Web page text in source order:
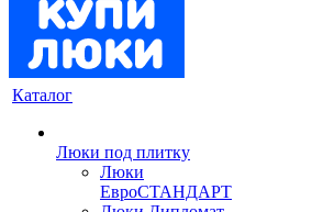
Каталог
Люки под плитку
Люки
ЕвроСТАНДАРТ